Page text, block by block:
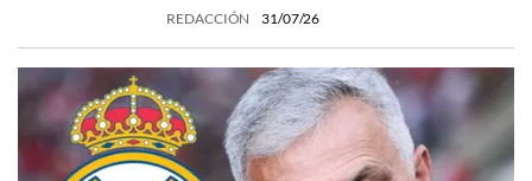
REDACCIÓN 31/07/26